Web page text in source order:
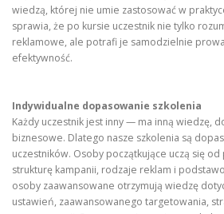
wiedzą, której nie umie zastosować w
sprawia, że po kursie uczestnik nie tylko
reklamowe, ale potrafi je samodzielnie
efektywność.
Indywidualne dopasowanie szkolenia
Każdy uczestnik jest inny — ma inną wiedzę,
biznesowe. Dlatego nasze szkolenia są
uczestników. Osoby początkujące uczą się
strukturę kampanii, rodzaje reklam i
osoby zaawansowane otrzymują wiedzę
ustawień, zaawansowanego targetowania,